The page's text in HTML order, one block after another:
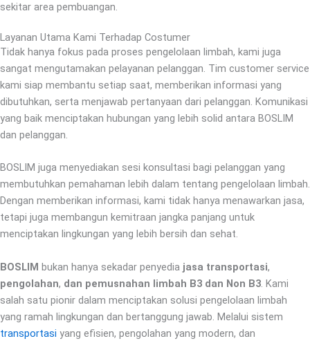
sekitar area pembuangan.
Layanan Utama Kami Terhadap Costumer
Tidak hanya fokus pada proses pengelolaan limbah, kami juga
sangat mengutamakan pelayanan pelanggan. Tim customer service
kami siap membantu setiap saat, memberikan informasi yang
dibutuhkan, serta menjawab pertanyaan dari pelanggan. Komunikasi
yang baik menciptakan hubungan yang lebih solid antara BOSLIM
dan pelanggan.
BOSLIM juga menyediakan sesi konsultasi bagi pelanggan yang
membutuhkan pemahaman lebih dalam tentang pengelolaan limbah.
Dengan memberikan informasi, kami tidak hanya menawarkan jasa,
tetapi juga membangun kemitraan jangka panjang untuk
menciptakan lingkungan yang lebih bersih dan sehat.
BOSLIM bukan hanya sekadar penyedia jasa transportasi,
pengolahan, dan pemusnahan limbah B3 dan Non B3. Kami
salah satu pionir dalam menciptakan solusi pengelolaan limbah
yang ramah lingkungan dan bertanggung jawab. Melalui sistem
transportasi yang efisien, pengolahan yang modern, dan